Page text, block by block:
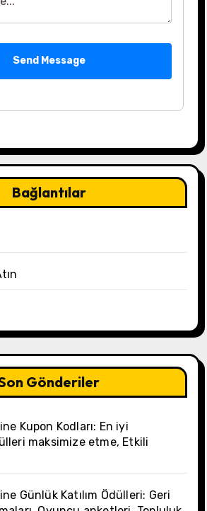
Send Message
Bağlantılar
Gönderiler
Kupon Kodları: En iyi
maksimize etme, Etkili
Günlük Katılım Ödülleri: Geri